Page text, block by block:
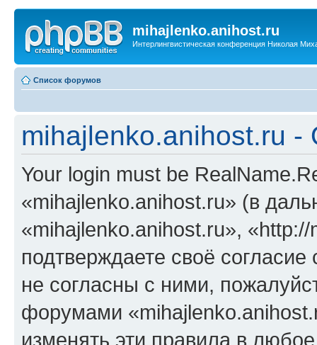
mihajlenko.anihost.ru
Интерлингвистическая конференция Николая
Список форумов
mihajlenko.anihost.ru
Your login must be
«mihajlenko.anihost.ru» (в
«mihajlenko.anihost.ru»,
подтверждаете своё
не согласны с ними,
форумами
изменять эти правила в